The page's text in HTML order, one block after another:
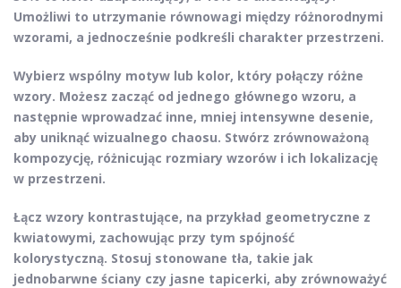
Umożliwi to utrzymanie równowagi między różnorodnymi
wzorami, a jednocześnie podkreśli charakter przestrzeni.
Wybierz wspólny motyw lub kolor, który połączy różne
wzory. Możesz zacząć od jednego głównego wzoru, a
następnie wprowadzać inne, mniej intensywne desenie,
aby uniknąć wizualnego chaosu. Stwórz zrównoważoną
kompozycję, różnicując rozmiary wzorów i ich lokalizację
w przestrzeni.
Łącz wzory kontrastujące, na przykład geometryczne z
kwiatowymi, zachowując przy tym spójność
kolorystyczną. Stosuj stonowane tła, takie jak
jednobarwne ściany czy jasne tapicerki, aby zrównoważyć